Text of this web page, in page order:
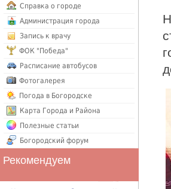
Справка о городе
Администрация города
Запись к врачу
ФОК "Победа"
Расписание автобусов
Фотогалерея
Погода в Богородске
Карта Города и Района
Полезные статьи
Богородский форум
Рекомендуем